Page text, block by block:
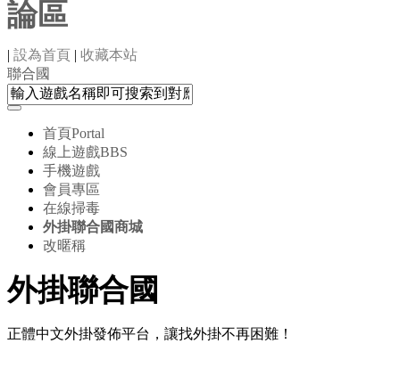
| 設為首頁 | 收藏本站
聯合國
首頁Portal
線上遊戲BBS
手機遊戲
會員專區
在線掃毒
外掛聯合國商城
改暱稱
外掛聯合國
正體中文外掛發佈平台，讓找外掛不再困難！